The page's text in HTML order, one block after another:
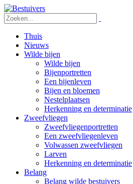
Thuis
Nieuws
Wilde bijen
Wilde bijen
Bijenportretten
Een bijenleven
Bijen en bloemen
Nestelplaatsen
Herkenning en determinatie
Zweefvliegen
Zweefvliegenportretten
Een zweefvliegenleven
Volwassen zweefvliegen
Larven
Herkenning en determinatie
Belang
Belang wilde bestuivers